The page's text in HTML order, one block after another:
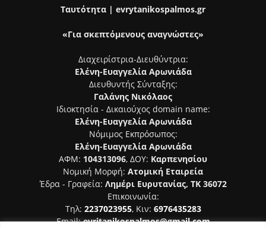
Ταυτότητα | evrytanikospalmos.gr
«Για σκεπτόμενους αναγνώστες»
Διαχειρίστρια-Διευθύντρια:
Ελένη-Ευαγγελία Αρωνιάδα
Διευθυντής Σύνταξης:
Γαλάνης Νικόλαος
Ιδιοκτησία - Δικαιούχος domain name:
Ελένη-Ευαγγελία Αρωνιάδα
Νόμιμος Εκπρόσωπος:
Ελένη-Ευαγγελία Αρωνιάδα
ΑΦΜ: 104313096, ΔΟΥ: Καρπενησίου
Νομική Μορφή: Ατομική Εταιρεία
Έδρα - Γραφεία: Λημέρι Ευρυτανίας, ΤΚ 36072
Επικοινωνία:
Τηλ: 2237023955, Κιν: 6976435283
Email:evritanikospalmos@gmail.com